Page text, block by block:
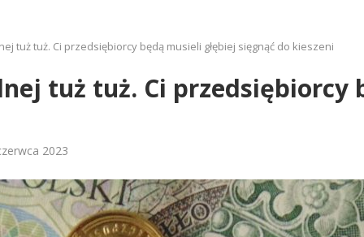
tuż tuż. Ci przedsiębiorcy będą musieli głębiej sięgnąć do kieszeni
tuż tuż. Ci przedsiębiorcy
2023